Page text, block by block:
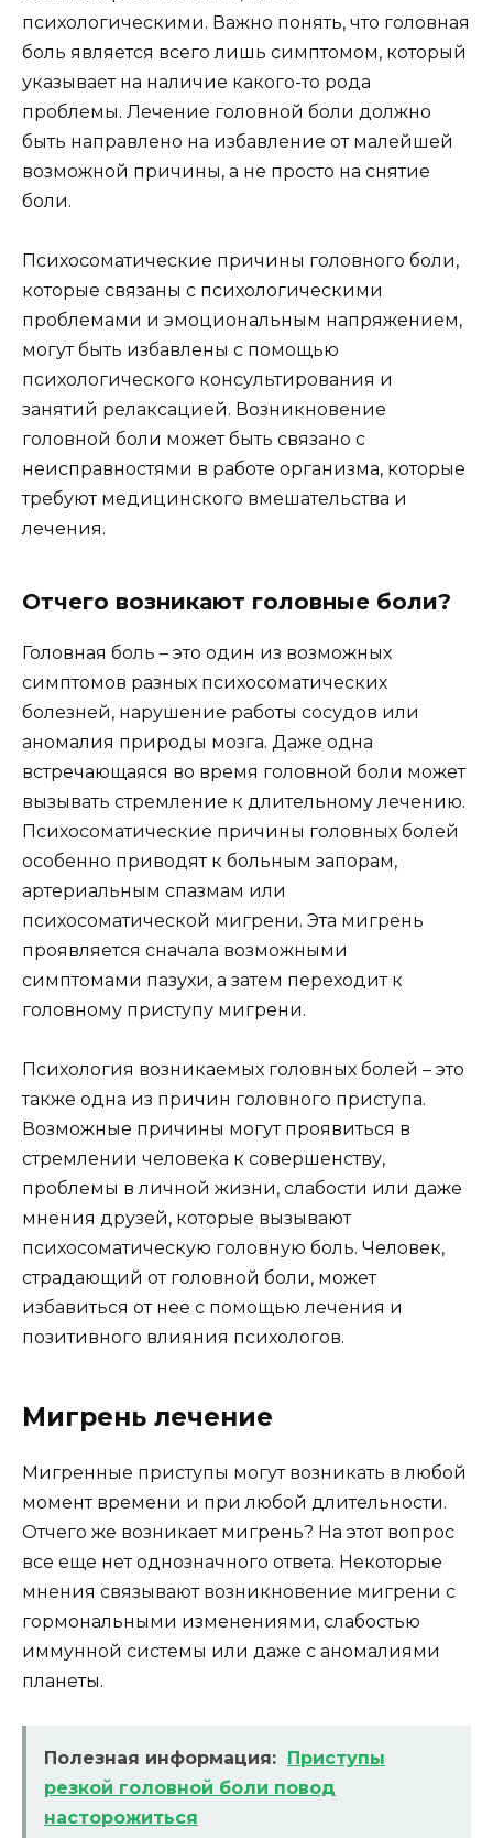
психологическими. Важно понять, что головная
боль является всего лишь симптомом, который
указывает на наличие какого-то рода
проблемы. Лечение головной боли должно
быть направлено на избавление от малейшей
возможной причины, а не просто на снятие
боли.
Психосоматические причины головного боли,
которые связаны с психологическими
проблемами и эмоциональным напряжением,
могут быть избавлены с помощью
психологического консультирования и
занятий релаксацией. Возникновение
головной боли может быть связано с
неисправностями в работе организма, которые
требуют медицинского вмешательства и
лечения.
Отчего возникают головные боли?
Головная боль – это один из возможных
симптомов разных психосоматических
болезней, нарушение работы сосудов или
аномалия природы мозга. Даже одна
встречающаяся во время головной боли может
вызывать стремление к длительному лечению.
Психосоматические причины головных болей
особенно приводят к больным запорам,
артериальным спазмам или
психосоматической мигрени. Эта мигрень
проявляется сначала возможными
симптомами пазухи, а затем переходит к
головному приступу мигрени.
Психология возникаемых головных болей – это
также одна из причин головного приступа.
Возможные причины могут проявиться в
стремлении человека к совершенству,
проблемы в личной жизни, слабости или даже
мнения друзей, которые вызывают
психосоматическую головную боль. Человек,
страдающий от головной боли, может
избавиться от нее с помощью лечения и
позитивного влияния психологов.
Мигрень лечение
Мигренные приступы могут возникать в любой
момент времени и при любой длительности.
Отчего же возникает мигрень? На этот вопрос
все еще нет однозначного ответа. Некоторые
мнения связывают возникновение мигрени с
гормональными изменениями, слабостью
иммунной системы или даже с аномалиями
планеты.
Полезная информация:
Приступы
резкой головной боли повод
насторожиться